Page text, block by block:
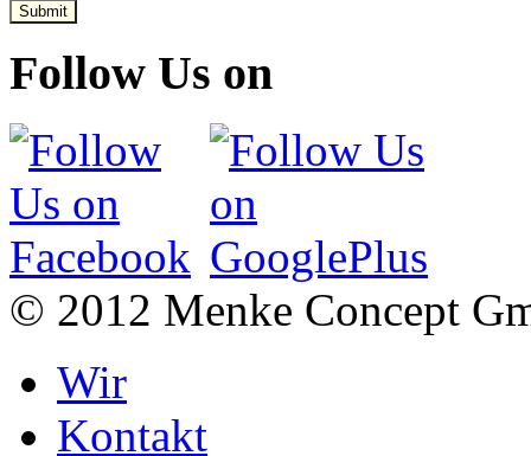
Submit
Follow Us on
© 2012 Menke Concept
Wir
Kontakt